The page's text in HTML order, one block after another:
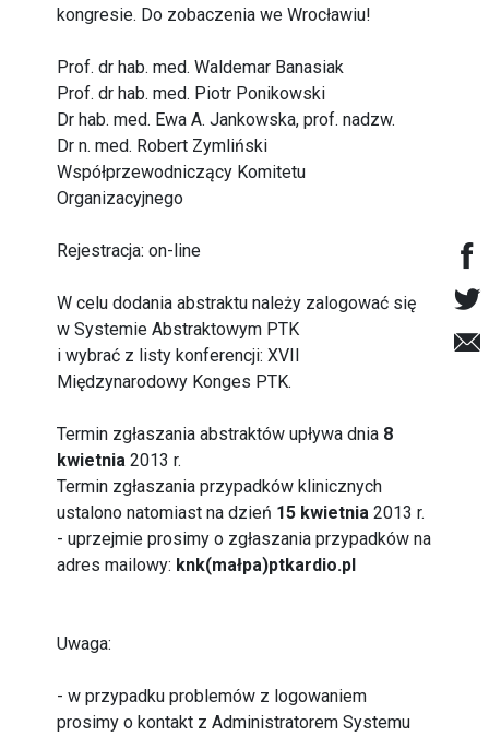
kongresie. Do zobaczenia we Wrocławiu!
Prof. dr hab. med. Waldemar Banasiak
Prof. dr hab. med. Piotr Ponikowski
Dr hab. med. Ewa A. Jankowska, prof. nadzw.
Dr n. med. Robert Zymliński
Współprzewodniczący Komitetu
Organizacyjnego
Rejestracja:on-line
W celu dodania abstraktu należy zalogować się
wSystemie Abstraktowym PTK
i wybrać z listy konferencji:XVII
Międzynarodowy Konges PTK.
Termin zgłaszania abstraktów upływa dnia 8
kwietnia 2013 r.
Termin zgłaszania przypadków klinicznych
ustalono natomiast na dzień 15 kwietnia 2013 r.
- uprzejmie prosimy o zgłaszania przypadków na
adres mailowy: knk(małpa)ptkardio.pl
Uwaga:
- w przypadku problemów z logowaniem
prosimy o kontakt z Administratorem Systemu